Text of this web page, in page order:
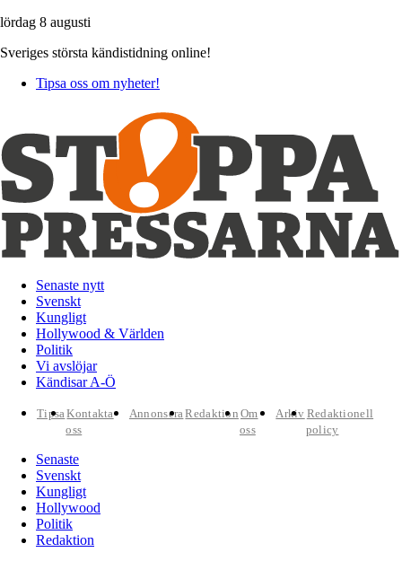
lördag 8 augusti
Sveriges största kändistidning online!
Tipsa oss om nyheter!
Senaste nytt
Svenskt
Kungligt
Hollywood & Världen
Politik
Vi avslöjar
Kändisar A-Ö
TipsaKontakta
oss
AnnonseraRedaktion Om
oss
Arkiv Redaktionell
policy
Senaste
Svenskt
Kungligt
Hollywood
Politik
Redaktion